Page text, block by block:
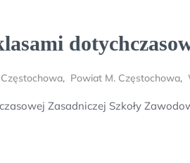
, Powiat M. Częstochowa,
Zasadniczej Szkoły